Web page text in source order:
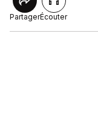
PartagerÉcouter